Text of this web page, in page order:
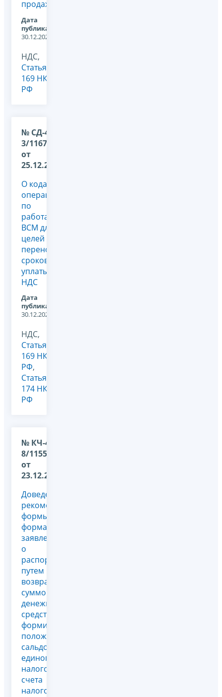
продаж
Дата
публикации:
30.12.2025
НДС,
Статья
169 НК
РФ
№ СД-4-
3/11675@
от
25.12.2025
О кодах
операций
по
работам
ВСМ для
целей
переноса
сроков
уплаты
НДС
Дата
публикации:
30.12.2025
НДС,
Статья
169 НК
РФ,
Статья
174 НК
РФ
№ КЧ-4-
8/11550@
от
23.12.2025
Доведены
рекомендуемые
формы и
форматы:
заявления
о
распоряжении
путем
возврата
суммой
денежных
средств,
формирующих
положительное
сальдо
единого
налогового
счета
налогоплательщика...